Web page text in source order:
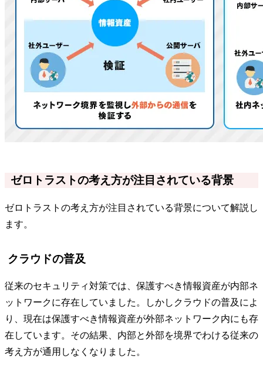
ゼロトラストの考え方が注目されている背景
ゼロトラストの考え方が注目されている背景について解説し
ます。
クラウドの普及
従来のセキュリティ対策では、保護すべき情報資産が内部ネ
ットワークに存在していました。しかしクラウドの普及によ
り、現在は保護すべき情報資産が外部ネットワーク内にも存
在しています。その結果、内部と外部を境界でわける従来の
考え方が通用しなくなりました。